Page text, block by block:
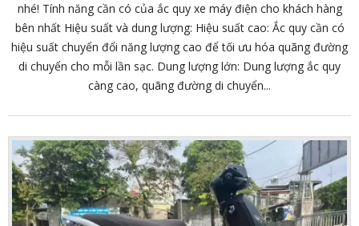
nhé! Tính năng cần có của ắc quy xe máy điện cho khách hàng
bên nhất Hiệu suất và dung lượng: Hiệu suất cao: Ắc quy cần có
hiệu suất chuyển đổi năng lượng cao để tối ưu hóa quãng đường
di chuyển cho mỗi lần sạc. Dung lượng lớn: Dung lượng ắc quy
càng cao, quãng đường di chuyển...